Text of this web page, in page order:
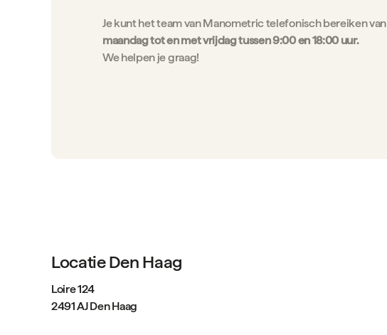
Je kunt het team van Manometric telefonisch bereiken van
maandag tot en met vrijdag tussen 9:00 en 18:00 uur.
We helpen je graag!
Locatie Den Haag
Loire 124
2491 AJ Den Haag